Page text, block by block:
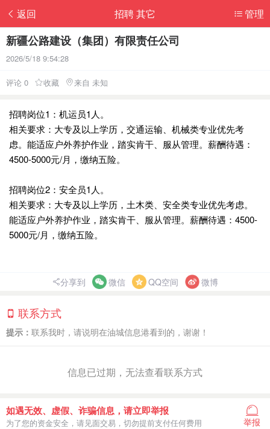
返回 管理
招聘 其它
新疆公路建设（集团）有限责任公司
2026/5/18 9:54:28
评论 0 收藏 来自 未知
招聘岗位1：机运员1人。
相关要求：大专及以上学历，交通运输、机械类专业优先考
虑。能适应户外养护作业，踏实肯干、服从管理。薪酬待遇：
4500-5000元/月，缴纳五险。
招聘岗位2：安全员1人。
相关要求：大专及以上学历，土木类、安全类专业优先考虑。
能适应户外养护作业，踏实肯干、服从管理。薪酬待遇：4500-
5000元/月，缴纳五险。
分享到 微信 QQ空间 微博
联系方式
提示： 联系我时，请说明在油城信息港看到的，谢谢！
信息已过期，无法查看联系方式
如遇无效、虚假、诈骗信息，请立即举报
为了您的资金安全，请见面交易，切勿提前支付任何费用 举报